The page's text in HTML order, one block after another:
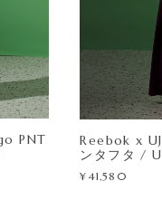
PNT
Reebok x
ンタフタ /
¥41,580